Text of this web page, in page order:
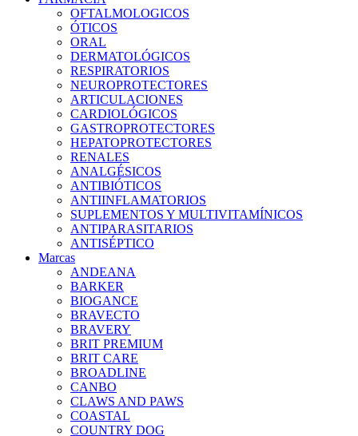
OFTALMOLOGICOS
ÓTICOS
ORAL
DERMATOLÓGICOS
RESPIRATORIOS
NEUROPROTECTORES
ARTICULACIONES
CARDIOLÓGICOS
GASTROPROTECTORES
HEPATOPROTECTORES
RENALES
ANALGÉSICOS
ANTIBIÓTICOS
ANTIINFLAMATORIOS
SUPLEMENTOS Y MULTIVITAMÍNICOS
ANTIPARASITARIOS
ANTISÉPTICO
Marcas
ANDEANA
BARKER
BIOGANCE
BRAVECTO
BRAVERY
BRIT PREMIUM
BRIT CARE
BROADLINE
CANBO
CLAWS AND PAWS
COASTAL
COUNTRY DOG